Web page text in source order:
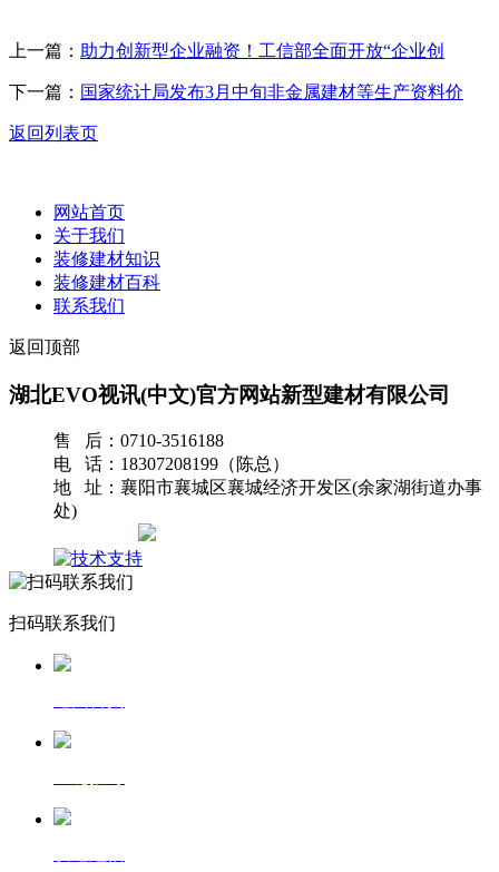
上一篇： 助力创新型企业融资！工信部全面开放“企业创
下一篇： 国家统计局发布3月中旬非金属建材等生产资料价
返回列表页
网站首页
关于我们
装修建材知识
装修建材百科
联系我们
返回顶部
湖北EVO视讯(中文)官方网站新型建材有限公司
售 后：0710-3516188
电 话：18307208199（陈总）
地 址：襄阳市襄城区襄城经济开发区(余家湖街道办事
处)
扫码联系我们